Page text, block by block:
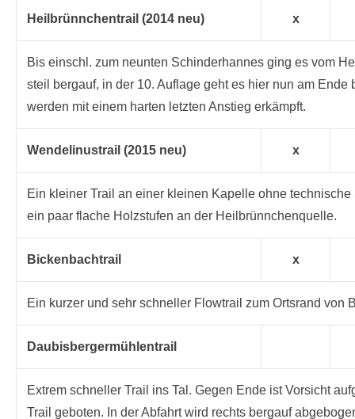
Heilbrünnchentrail (2014 neu) x
Bis einschl. zum neunten Schinderhannes ging es vom
steil bergauf, in der 10. Auflage geht es hier nun am Ende
werden mit einem harten letzten Anstieg erkämpft.
Wendelinustrail (2015 neu) x
Ein kleiner Trail an einer kleinen Kapelle ohne
ein paar flache Holzstufen an der Heilbrünnchenquelle.
Bickenbachtrail x
Ein kurzer und sehr schneller Flowtrail zum Ortsrand von
Daubisbergermühlentrail
Extrem schneller Trail ins Tal. Gegen Ende ist Vorsicht
Trail geboten. In der Abfahrt wird rechts bergauf